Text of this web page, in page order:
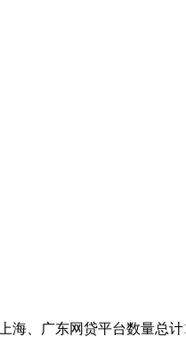
、广东网贷平台数量总计